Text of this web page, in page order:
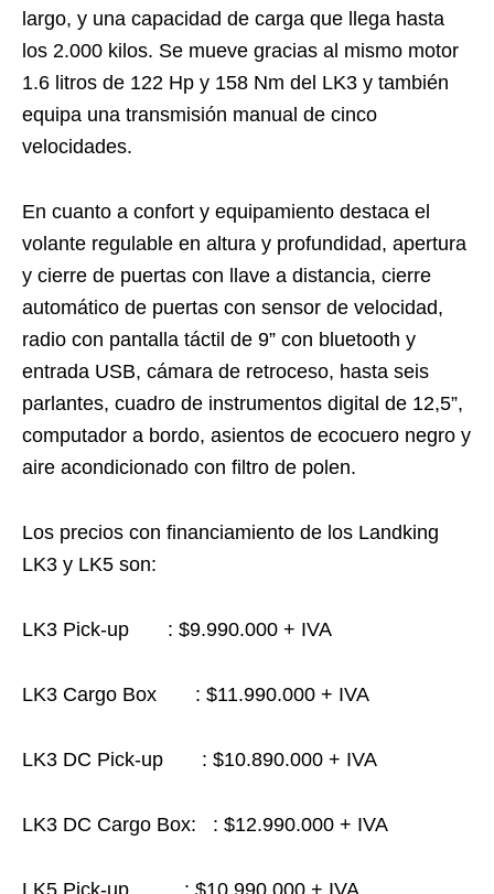
largo, y una capacidad de carga que llega hasta
los 2.000 kilos. Se mueve gracias al mismo motor
1.6 litros de 122 Hp y 158 Nm del LK3 y también
equipa una transmisión manual de cinco
velocidades.
En cuanto a confort y equipamiento destaca el
volante regulable en altura y profundidad, apertura
y cierre de puertas con llave a distancia, cierre
automático de puertas con sensor de velocidad,
radio con pantalla táctil de 9” con bluetooth y
entrada USB, cámara de retroceso, hasta seis
parlantes, cuadro de instrumentos digital de 12,5”,
computador a bordo, asientos de ecocuero negro y
aire acondicionado con filtro de polen.
Los precios con financiamiento de los Landking
LK3 y LK5 son:
LK3 Pick-up : $9.990.000 + IVA
LK3 Cargo Box : $11.990.000 + IVA
LK3 DC Pick-up : $10.890.000 + IVA
LK3 DC Cargo Box: : $12.990.000 + IVA
LK5 Pick-up : $10.990.000 + IVA